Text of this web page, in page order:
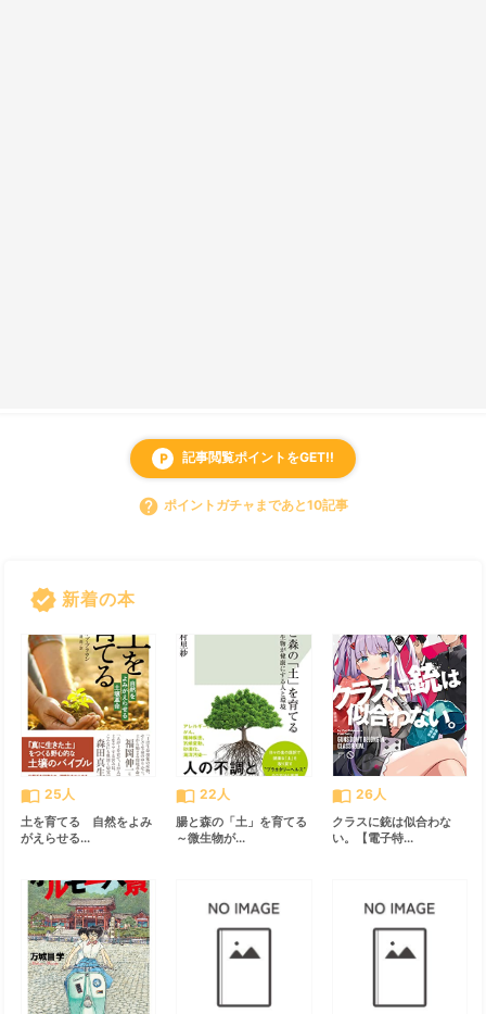
local_parking 記事閲覧ポイントをGET!!
help ポイントガチャまであと10記事
verified 新着の本
import_contacts 25人
土を育てる 自然をよみ
がえらせる...
import_contacts 22人
腸と森の「土」を育てる
～微生物が...
import_contacts 26人
クラスに銃は似合わな
い。【電子特...